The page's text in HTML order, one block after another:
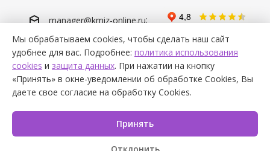
manager@kmiz-online.ru;
info@kmiz-online.ru
2026 © kmiz-online.ru
Мы обрабатываем cookies, чтобы сделать наш сайт
удобнее для вас. Подробнее: политика использования
cookies и защита данных. При нажатии на кнопку
«Принять» в окне-уведомлении об обработке Cookies, Вы
даете свое согласие на обработку Cookies.
Принять